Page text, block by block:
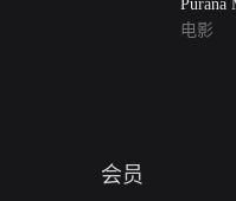
Purana
电影
会员